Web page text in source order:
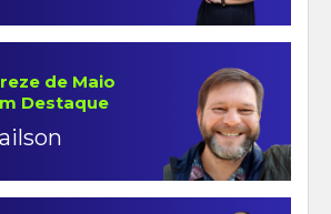
de Maio
Destaque